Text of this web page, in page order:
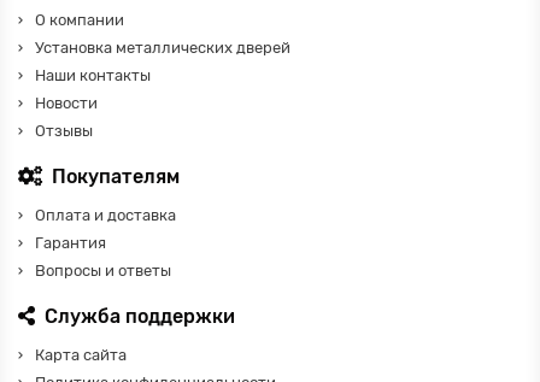
О компании
Установка металлических дверей
Наши контакты
Новости
Отзывы
Покупателям
Оплата и доставка
Гарантия
Вопросы и ответы
Служба поддержки
Карта сайта